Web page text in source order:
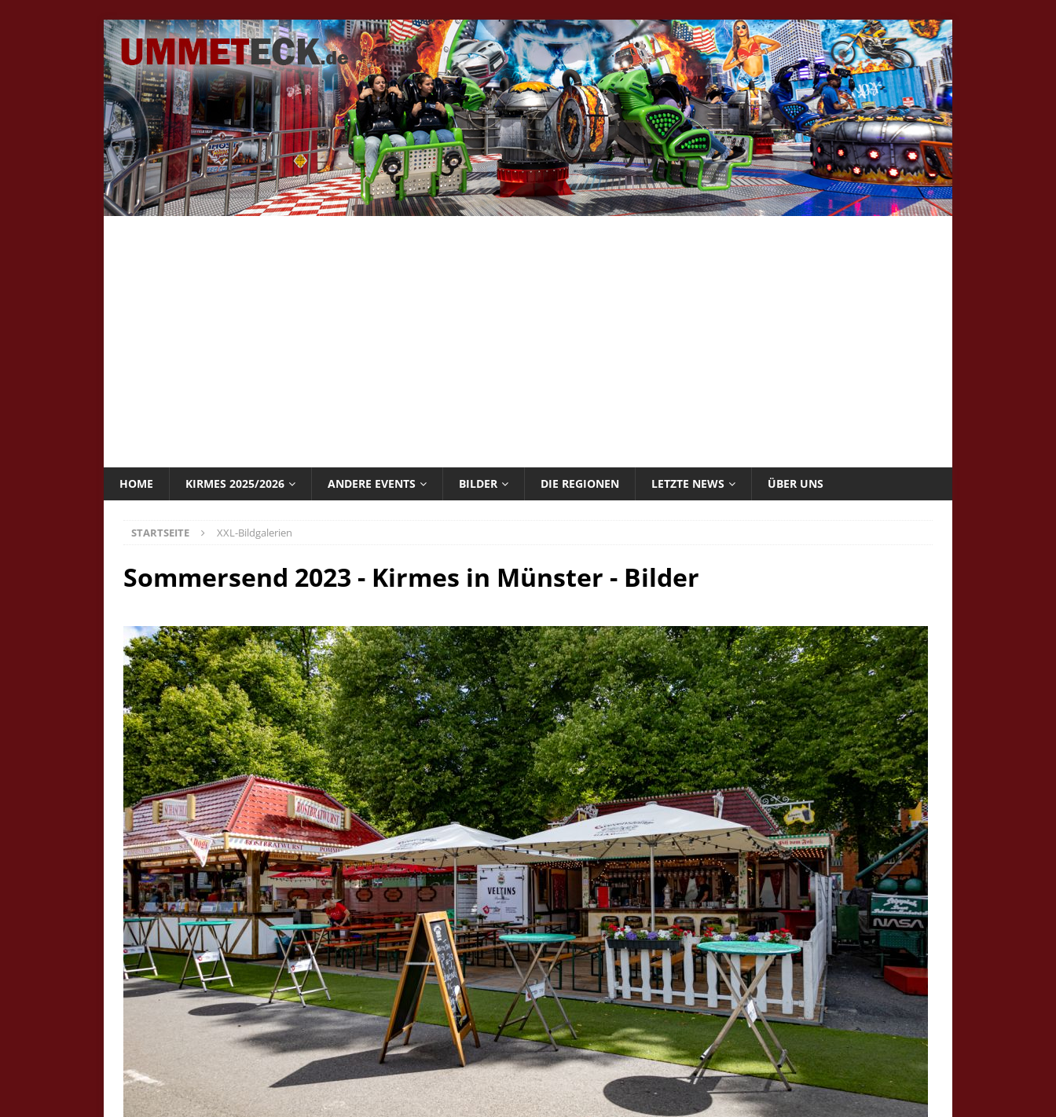
HOME KIRMES 2025/2026 ANDERE EVENTS BILDER DIE REGIONEN LETZTE NEWS ÜBER UNS
STARTSEITE XXL-Bildgalerien
Sommersend 2023 - Kirmes in Münster - Bilder